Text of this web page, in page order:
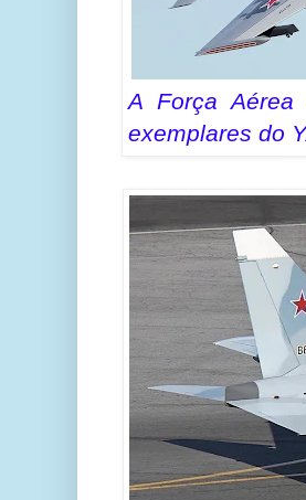
A Força
exemplares do